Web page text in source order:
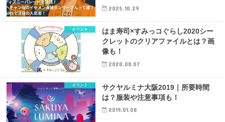
2025.10.29
イベント
はま寿司×すみっコぐらし2020シー
クレットのクリアファイルとは？画
像も！
2020.08.07
イベント
サクヤルミナ大阪2019｜所要時間
は？服装や注意事項も！
2019.01.08